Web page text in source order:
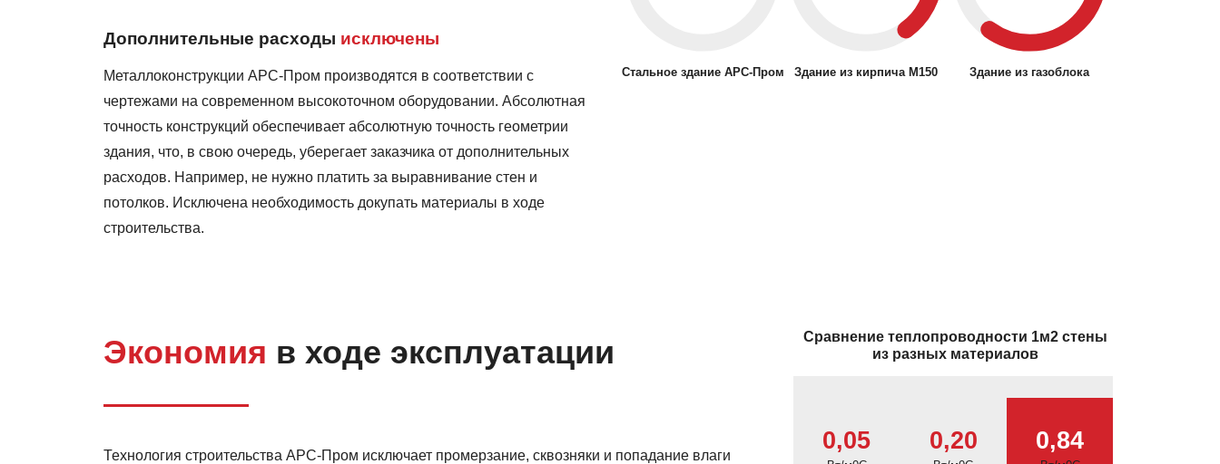
Дополнительные расходы исключены
Металлоконструкции АРС-Пром производятся в соответствии с
чертежами на современном высокоточном оборудовании. Абсолютная
точность конструкций обеспечивает абсолютную точность геометрии
здания, что, в свою очередь, уберегает заказчика от дополнительных
расходов. Например, не нужно платить за выравнивание стен и
потолков. Исключена необходимость докупать материалы в ходе
строительства.
Стальное здание АРС-Пром Здание из кирпича М150 Здание из газоблока
Экономия в ходе эксплуатации
Технология строительства АРС-Пром исключает промерзание, сквозняки и попадание влаги
Сравнение теплопроводности 1м2 стены
из разных материалов
0,05 0,20 0,84